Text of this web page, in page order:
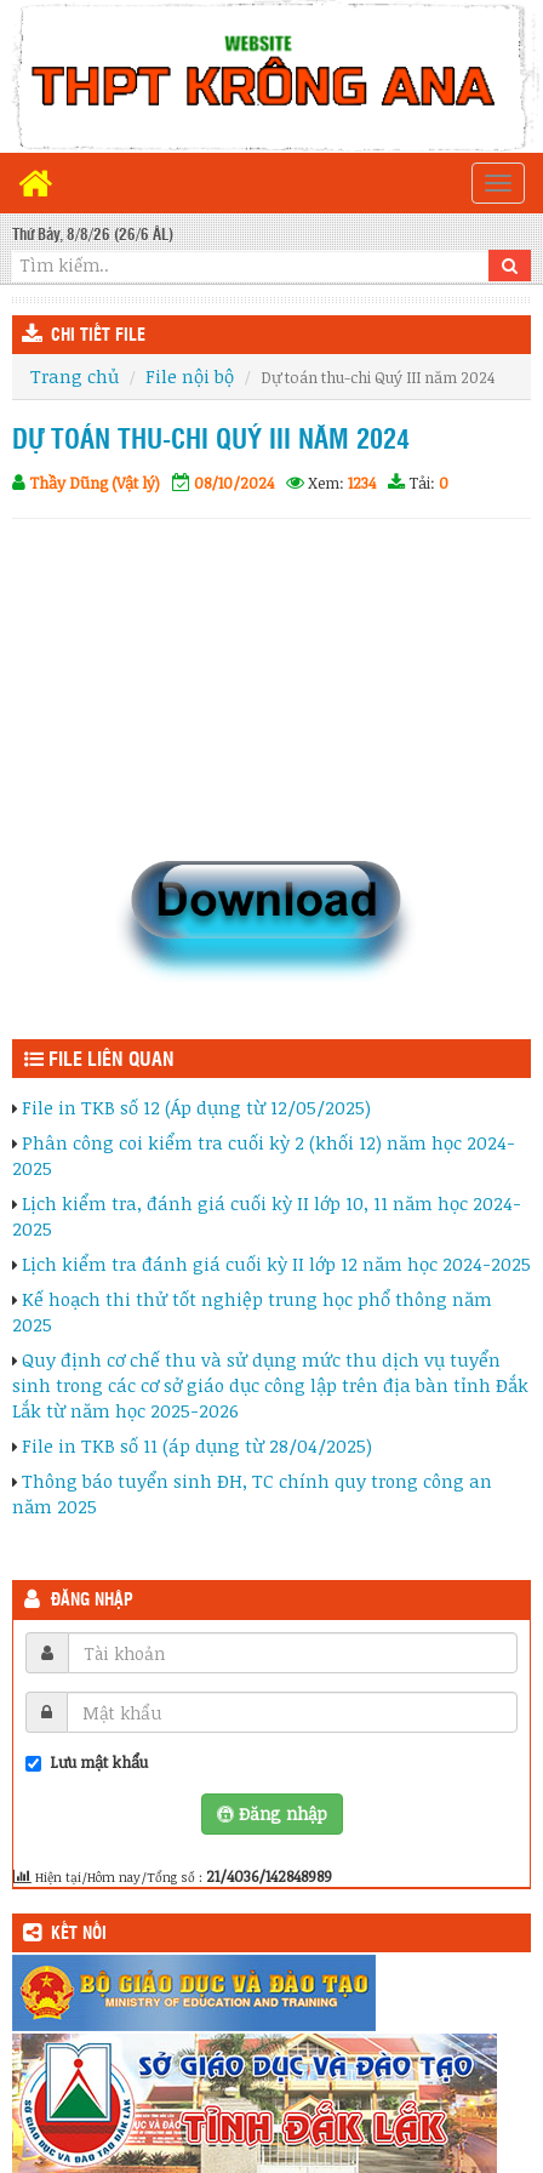
Thứ Bảy, 8/8/26 (26/6 ÂL)
CHI TIẾT FILE
Trang chủ File nội bộ Dự toán thu-chi Quý III năm 2024
DỰ TOÁN THU-CHI QUÝ III NĂM 2024
Thầy Dũng (Vật lý) 08/10/2024 Xem: 1234 Tải: 0
FILE LIÊN QUAN
File in TKB số 12 (Áp dụng từ 12/05/2025)
Phân công coi kiểm tra cuối kỳ 2 (khối 12) năm học 2024-
2025
Lịch kiểm tra, đánh giá cuối kỳ II lớp 10, 11 năm học 2024-
2025
Lịch kiểm tra đánh giá cuối kỳ II lớp 12 năm học 2024-2025
Kế hoạch thi thử tốt nghiệp trung học phổ thông năm
2025
Quy định cơ chế thu và sử dụng mức thu dịch vụ tuyển
sinh trong các cơ sở giáo dục công lập trên địa bàn tỉnh Đắk
Lắk từ năm học 2025-2026
File in TKB số 11 (áp dụng từ 28/04/2025)
Thông báo tuyển sinh ĐH, TC chính quy trong công an
năm 2025
ĐĂNG NHẬP
Lưu mật khẩu
Đăng nhập
Hiện tại/Hôm nay/Tổng số : 21/4036/142848989
KẾT NỐI